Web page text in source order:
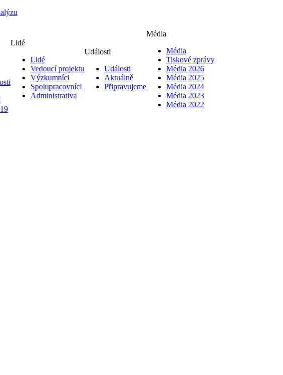
Lidé
Lidé
Vedoucí projektu
Výzkumníci
Spolupracovníci
Administrativa
Události
Události
Aktuálně
Připravujeme
Média
Média
Tiskové zprávy
Média 2026
Média 2025
Média 2024
Média 2023
Média 2022